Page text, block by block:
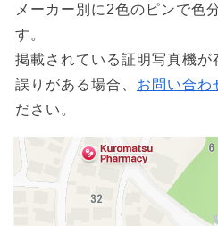
メーカー別に2色のピンで色
す。
掲載されている証明写真機が
誤りがある場合、 お問い合わ
ださい。